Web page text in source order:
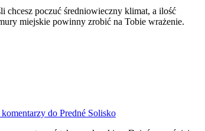
chcesz poczuć średniowieczny klimat, a ilość
miejskie powinny zrobić na Tobie wrażenie.
do Predné Solisko